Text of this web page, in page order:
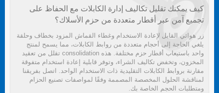
كيف يمكنك تقليل تكاليف إدارة الكابلات مع الحفاظ على
تجميع آمن عبر أقطار متعددة من حزم الأسلاك؟
زر هوائي القابل لإعادة الاستخدام وغطاء القماش المزود بخطاف وحلقة
يلغي الحاجة إلى أحجام متعددة من روابط الكابلات، مما يسمح لمنتج
واحد باستيعاب أقطار حزم مختلفة. هذه consolidation تقلل من تعقيد
المخزون، وتخفض تكاليف الشراء، وتوفر قابلية إعادة استخدام متفوقة
مقارنة بروابط الكابلات التقليدية ذات الاستخدام الواحد. اتصل بفريقنا
لمناقشة الحلول المخصصة المصممة وفقًا لمواصفات تصنيع الحزام
ومتطلبات الحجم الخاصة بك.